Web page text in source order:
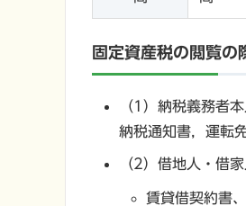
固定資産税の閲覧の
（1）納税義務者
納税通知書，運転
（2）借地人・借
賃貸借契約書